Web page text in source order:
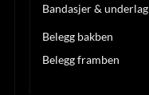
Bandasjer & underlag
Belegg bakben
Belegg framben